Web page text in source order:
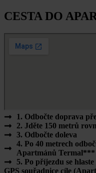
CESTA DO
1. Odbočte doprava
2. Jděte 150 metrů
3. Odbočte doleva
4. Po 40 metrech
Apartmánů Termal***
5. Po příjezdu se
GPS souřadnice cíle